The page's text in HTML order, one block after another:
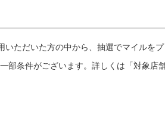
ただいた方の中から、抽選でマイルをプ
条件がございます。詳しくは「対象店